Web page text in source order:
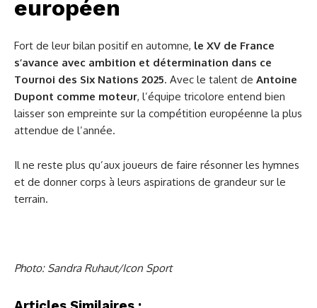
européen
Fort de leur bilan positif en automne, le XV de France
s’avance avec ambition et détermination dans ce
Tournoi des Six Nations 2025. Avec le talent de Antoine
Dupont comme moteur, l’équipe tricolore entend bien
laisser son empreinte sur la compétition européenne la plus
attendue de l’année.
Il ne reste plus qu’aux joueurs de faire résonner les hymnes
et de donner corps à leurs aspirations de grandeur sur le
terrain.
Photo: Sandra Ruhaut/Icon Sport